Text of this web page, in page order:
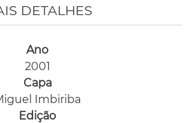
DETALHES
Ano
2001
Capa
Imbiriba
Edição